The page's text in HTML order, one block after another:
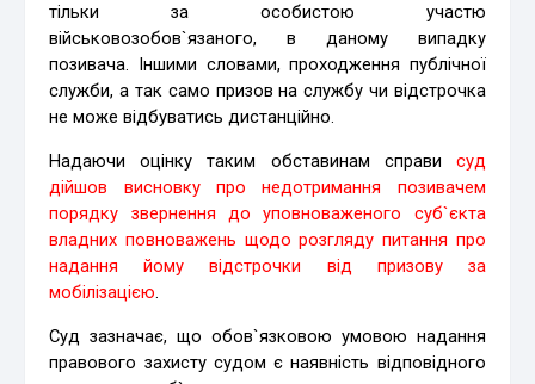
тільки за особистою участю
військовозобов`язаного, в даному випадку
позивача. Іншими словами, проходження публічної
служби, а так само призов на службу чи відстрочка
не може відбуватись дистанційно.
Надаючи оцінку таким обставинам справи суд
дійшов висновку про недотримання позивачем
порядку звернення до уповноваженого суб`єкта
владних повноважень щодо розгляду питання про
надання йому відстрочки від призову за
мобілізацією.
Суд зазначає, що обов`язковою умовою надання
правового захисту судом є наявність відповідного